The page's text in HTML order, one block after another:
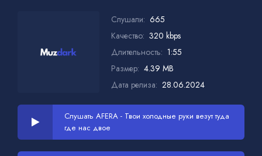
Слушали: 665
Качество: 320 kbps
Длительность: 1:55
Размер: 4.39 MB
Дата релиза: 28.06.2024
Слушать AFERA - Твои холодные руки везут туда
где нас двое